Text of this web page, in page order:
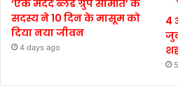
‘एक मदद ब्लड ग्रुप समिति’ के
सदस्य ने 10 दिन के मासूम को
दिया नया जीवन
4 days ago
4